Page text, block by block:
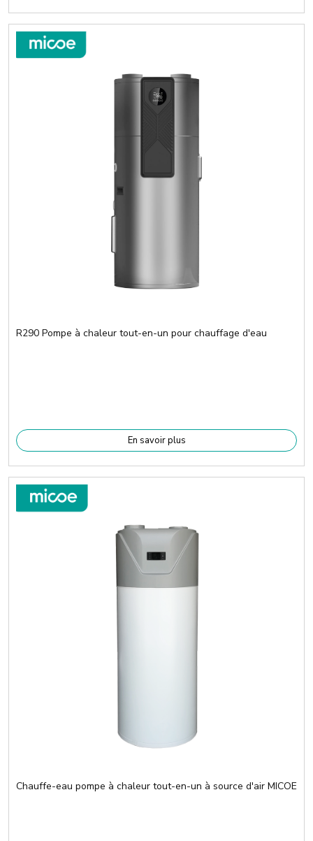
R290 Pompe à chaleur tout-en-un pour chauffage d'eau
En savoir plus
Chauffe-eau pompe à chaleur tout-en-un à source d'air MICOE